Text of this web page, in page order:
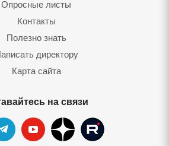
Опросные листы
Контакты
Полезно знать
директору
Карта сайта
на связи